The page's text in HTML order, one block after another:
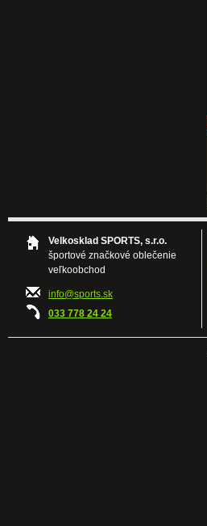
Velkosklad SPORTS, s.r.o.
športové značkové oblečenie
veľkoobchod
info@sports.sk
033 778 24 24